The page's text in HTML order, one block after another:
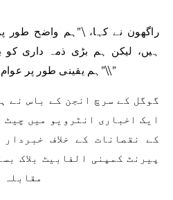
راگھون نے کہا، \”ہم واضح
ہیں، لیکن ہم بڑی ذمہ داری
\”ہم یقینی طور پر عوام کو گمراہ نہیں کرنا چاہتے۔\”
گوگل کے سرچ انجن کے باس نے
ایک اخباری انٹرویو میں
کے نقصانات کے خلاف
پیرنٹ کمپنی الفابیٹ بلاک
مقابلہ